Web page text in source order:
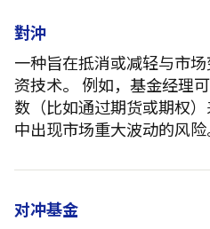
對沖
一种旨在抵消或减轻与市
资技术。 例如，基金经理
数（比如通过期货或期权
中出现市场重大波动的风险
对冲基金